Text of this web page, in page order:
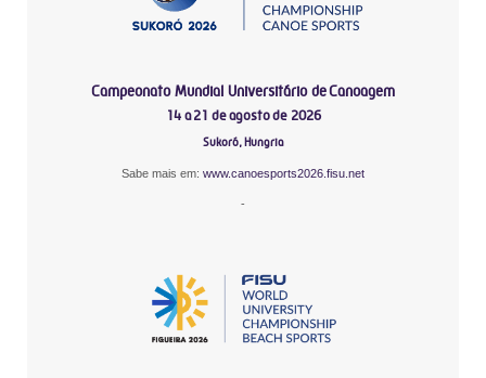
Campeonato Mundial Universitário de Canoagem
14 a 21 de agosto de 2026
Sukoró, Hungria
Sabe mais em: www.canoesports2026.fisu.net
-